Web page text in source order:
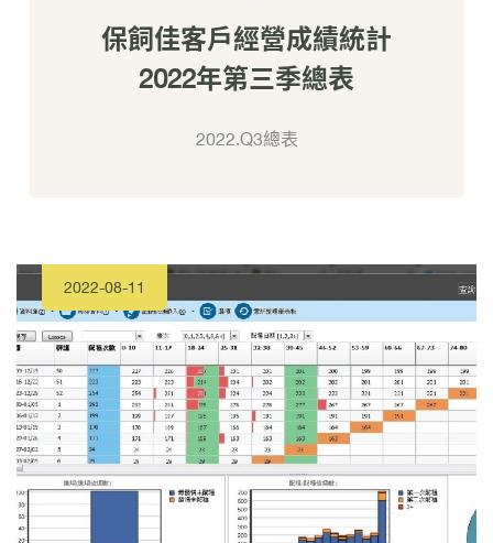
保飼佳客戶經營成績統計
2022年第三季總表
2022.Q3總表
2022-08-11